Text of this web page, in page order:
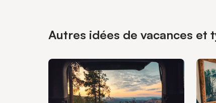
Autres idées de vacances et